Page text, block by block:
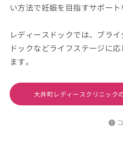
い方法で妊娠を目指すサポート
レディースドックでは、ブラ
ドックなどライフステージに
ます。
大井町レディースクリニック